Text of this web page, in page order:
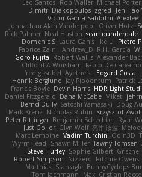
Leo Santos Rob Waller Michael Porter
Dimitri Diakopoulos zgred Jen Hao
Victor Gama Sabbithi Alexlee
Johnathan Alan Vanderpool Oliver Hotz
Rick Palmer Neal Huston sean dunderdale
Domenic S Laura Ganis Ike Li Pietro
Fabrice Zaini Andrew_D R.H. García
Goro Fujita Robert Wallis Alexander
Clifford A Worsham Fábio De Carvalho
fred gissubel Ayetheist Edgard Costa
Henrik Berglund Jay Piboontum Patrick
Francis Boyle Devin Harris HDR Light
Daniel Fitzgerald Dana McCabe Miket
Bernd Dully Satoshi Yamasaki Doug
Mark Krenz Nicholas Rubin Krzysztof
Peter Rittinger Benjamin Schechter Ryan
Just Gollor Glyn Wolf 亮作 淡波
Marc Lemoine Vadim Turchin Odin3D
WyrmHead
Shawn Miller Tawny Tomsen
Steve Hurley Sophie Gilbert Grische
Robert Simpson
Nizzero Ritchie Owens
Matthias Stareagle BunnyCyclops
Tom Jachmann
Max Cristian Rocco